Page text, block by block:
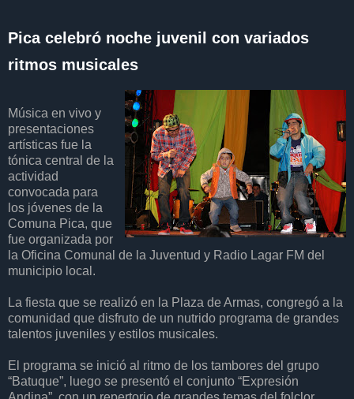
Pica celebró noche juvenil con variados
ritmos musicales
Música en vivo y
presentaciones
artísticas fue la
tónica central de la
actividad
convocada para
los jóvenes de la
Comuna Pica, que
fue organizada por
la Oficina Comunal de la Juventud y Radio Lagar FM del
municipio local.
La fiesta que se realizó en la Plaza de Armas, congregó a la
comunidad que disfruto de un nutrido programa de grandes
talentos juveniles y estilos musicales.
El programa se inició al ritmo de los tambores del grupo
“Batuque”, luego se presentó el conjunto “Expresión